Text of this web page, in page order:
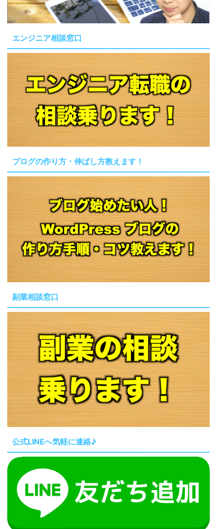
エンジニア相談窓口
ブログの作り方・伸ばし方教えます！
副業相談窓口
公式LINEへ気軽に連絡♪